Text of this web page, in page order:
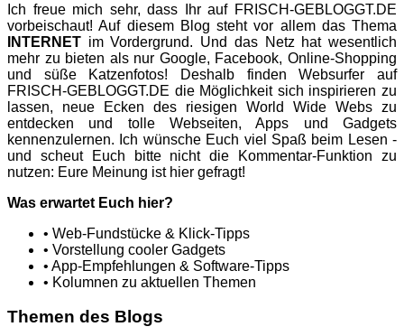
Ich freue mich sehr, dass Ihr auf FRISCH-GEBLOGGT.DE
vorbeischaut! Auf diesem Blog steht vor allem das Thema
INTERNET im Vordergrund. Und das Netz hat wesentlich
mehr zu bieten als nur Google, Facebook, Online-Shopping
und süße Katzenfotos! Deshalb finden Websurfer auf
FRISCH-GEBLOGGT.DE die Möglichkeit sich inspirieren zu
lassen, neue Ecken des riesigen World Wide Webs zu
entdecken und tolle Webseiten, Apps und Gadgets
kennenzulernen. Ich wünsche Euch viel Spaß beim Lesen -
und scheut Euch bitte nicht die Kommentar-Funktion zu
nutzen: Eure Meinung ist hier gefragt!
Was erwartet Euch hier?
• Web-Fundstücke & Klick-Tipps
• Vorstellung cooler Gadgets
• App-Empfehlungen & Software-Tipps
• Kolumnen zu aktuellen Themen
Themen des Blogs